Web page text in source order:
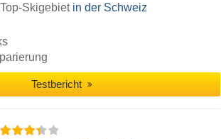
Top-Skigebiet in der Schweiz
Testbericht